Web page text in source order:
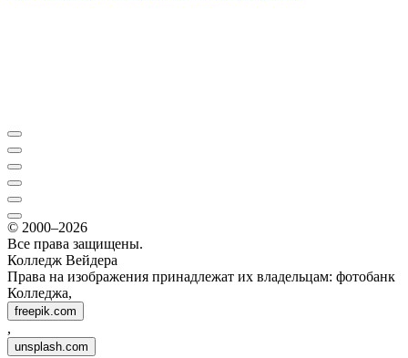
© 2000–2026
Все права защищены.
Колледж Вейдера
Права на изображения принадлежат их владельцам: фотобанк
Колледжа,
freepik.com
,
unsplash.com